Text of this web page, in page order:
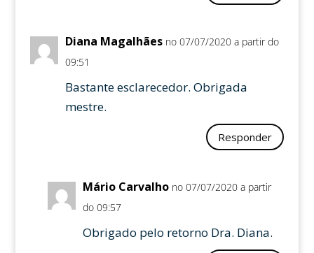
Diana Magalhães no 07/07/2020 a partir do
09:51
Bastante esclarecedor. Obrigada
mestre.
Responder
Mário Carvalho no 07/07/2020 a partir
do 09:57
Obrigado pelo retorno Dra. Diana.